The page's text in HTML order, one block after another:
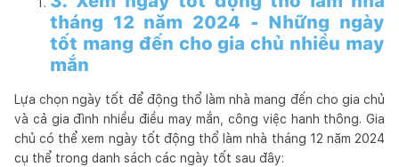
tháng 12 năm 2024 - Những ngày
tốt mang đến cho gia chủ nhiều may
mắn
Lựa chọn ngày tốt để động thổ làm nhà mang đến cho gia chủ
và cả gia đình nhiều điều may mắn, công việc hanh thông. Gia
chủ có thể xem ngày tốt động thổ làm nhà tháng 12 năm 2024
cụ thể trong danh sách các ngày tốt sau đây: